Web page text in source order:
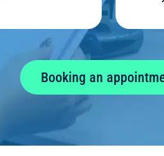
Booking an